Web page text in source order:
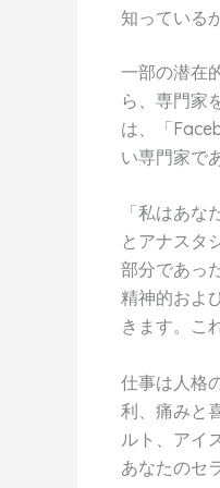
知っている
一部の潜在
ら、専門家
は、「
い専門家で
「私はあ
とアナスタ
部分であっ
精神的およ
きます。こ
仕事は人格
利、痛みと
ルト、アイ
あなたのセ